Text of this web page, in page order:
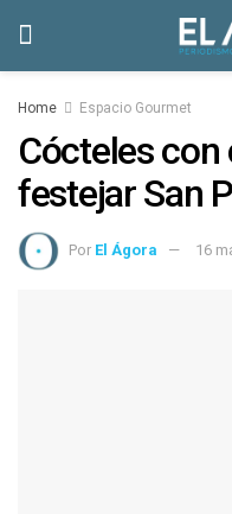
Home Espacio Gourmet
Cócteles con
festejar San
Por El Ágora 16